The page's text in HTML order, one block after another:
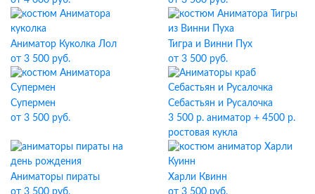
Аниматор Куколка Лол
от 3 500 руб.
Тигра и Винни Пух
от 3 500 руб.
Супермен
от 3 500 руб.
Себастьян и Русалочка
3 500 р. аниматор + 4500 р.
ростовая кукла
Аниматоры пираты
от 3 500 руб.
Харли Квинн
от 3 500 руб.